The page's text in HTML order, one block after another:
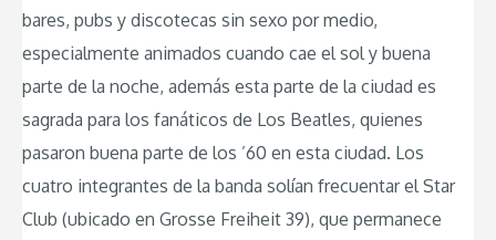
bares, pubs y discotecas sin sexo por medio,
especialmente animados cuando cae el sol y buena
parte de la noche, además esta parte de la ciudad es
sagrada para los fanáticos de Los Beatles, quienes
pasaron buena parte de los ’60 en esta ciudad. Los
cuatro integrantes de la banda solían frecuentar el Star
Club (ubicado en Grosse Freiheit 39), que permanece